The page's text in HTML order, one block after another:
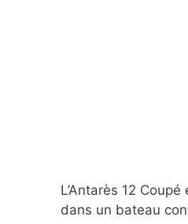
L’Antarès 12
dans un bateau